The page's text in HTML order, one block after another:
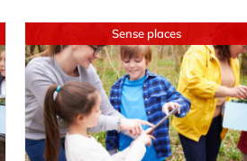
Sense places